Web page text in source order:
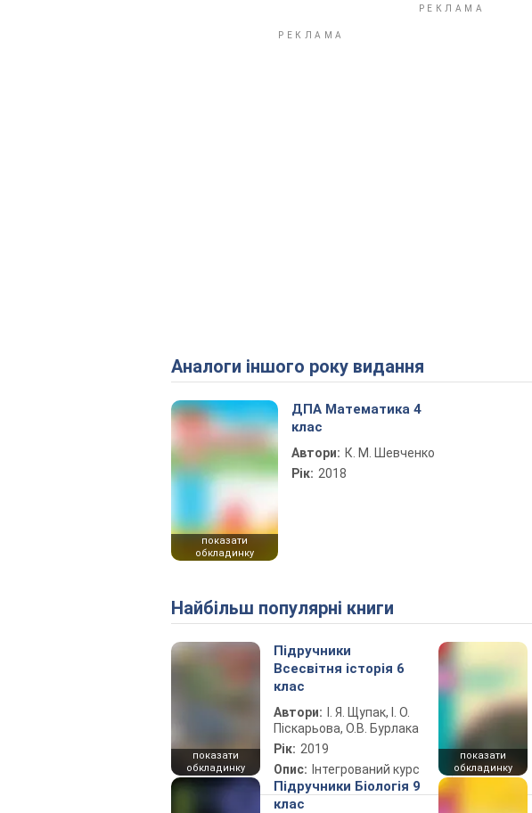
Аналоги іншого року видання
показати
обкладинку
ДПА Математика 4
клас
Автори: К. М. Шевченко
Рік: 2018
Найбільш популярні книги
показати
обкладинку
Підручники
Всесвітня історія 6
клас
Автори:
І. Я. Щупак, І. О.
Піскарьова, О.В. Бурлака
Рік: 2019
Опис: Інтегрований курс
показати
обкладинку
Підручники Біологія 9
клас